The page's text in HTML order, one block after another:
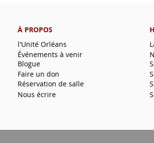
À PROPOS
l'Unité Orléans
Blogue
Événements à venir
Faire un don
Réservation de salle
Nous écrire